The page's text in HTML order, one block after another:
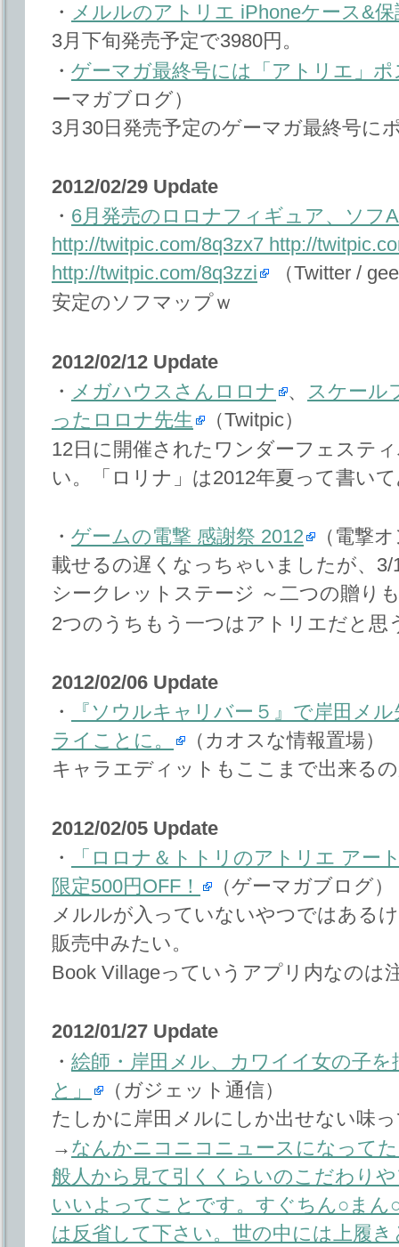
・ メルルのアトリエ iPhoneケース&
3月下旬発売予定で3980円。
・ ゲーマガ最終号には「アトリエ」
ーマガブログ）
3月30日発売予定のゲーマガ最終号に
2012/02/29 Update
・ 6月発売のロロナフィギュア、ソフ
http://twitpic.com/8q3zx7 http://
http://twitpic.com/8q3zzi
（Twitter /
安定のソフマップｗ
2012/02/12 Update
・ メガハウスさんロロナ 、
スケール
ったロロナ先生
（Twitpic）
12日に開催されたワンダーフェステ
い。「ロリナ」は2012年夏って書い
・ ゲームの電撃 感謝祭 2012
（電撃
載せるの遅くなっちゃいましたが、3/
シークレットステージ ～二つの贈り
2つのうちもう一つはアトリエだと思
2012/02/06 Update
・
『ソウルキャリバー５』で岸田メ
ライことに。
（カオスな情報置場）
キャラエディットもここまで出来る
2012/02/05 Update
・
「ロロナ＆トトリのアトリエ アー
限定500円OFF！
（ゲーマガブログ）
メルルが入っていないやつではある
販売中みたい。
Book Villageっていうアプリ内なのは
2012/01/27 Update
・ 絵師・岸田メル、カワイイ女の子
と」
（ガジェット通信）
たしかに岸田メルにしか出せない味
→ なんかニコニコニュースになって
般人から見て引くくらいのこだわり
いいよってことです。すぐちん○まん
は反省して下さい。世の中には上履